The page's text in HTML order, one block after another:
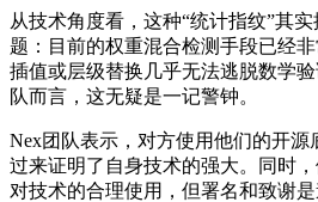
从技术角度看，这种“统计指纹”其
题：目前的权重混合检测手段已经
插值或层级替换几乎无法逃脱数学
队而言，这无疑是一记警钟。
Nex团队表示，对方使用他们的开源
过来证明了自身技术的强大。同时
对技术的合理使用，但署名和致谢是